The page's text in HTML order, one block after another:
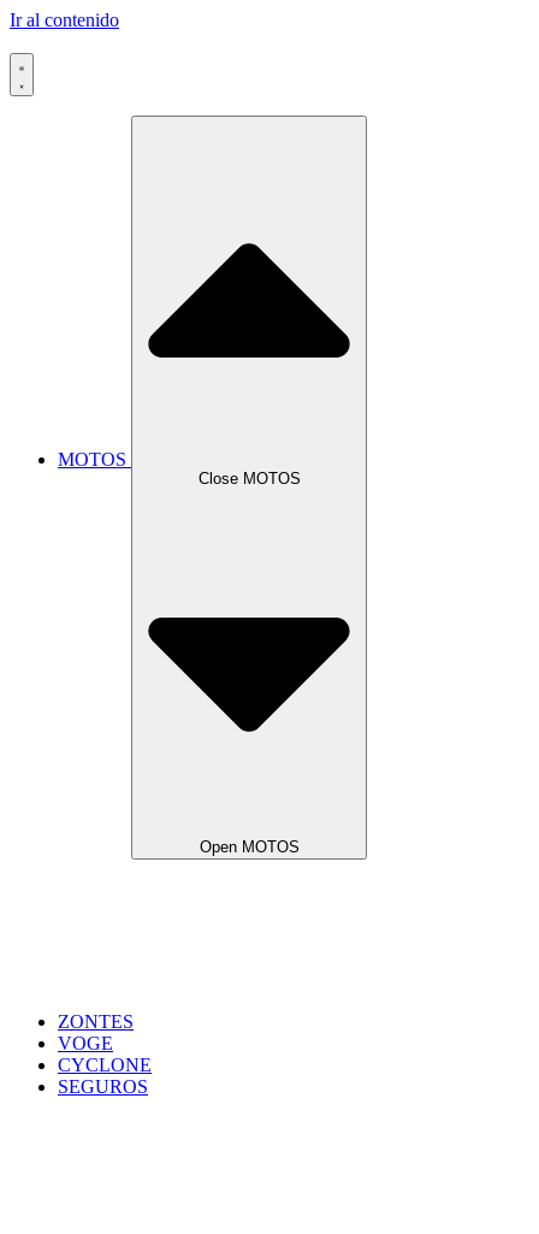
Ir al contenido
MOTOS
Close MOTOS
Open MOTOS
ZONTES
VOGE
CYCLONE
SEGUROS